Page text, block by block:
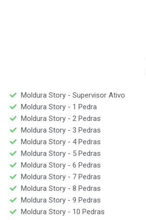
Moldura Story - Supervisor Ativo
Moldura Story - 1 Pedra
Moldura Story - 2 Pedras
Moldura Story - 3 Pedras
Moldura Story - 4 Pedras
Moldura Story - 5 Pedras
Moldura Story - 6 Pedras
Moldura Story - 7 Pedras
Moldura Story - 8 Pedras
Moldura Story - 9 Pedras
Moldura Story - 10 Pedras